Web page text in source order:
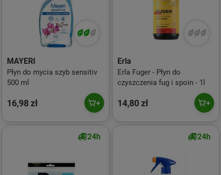
MAYERI
Płyn do mycia szyb sensitiv
500 ml
16,98 zł
Erla
Erla Fuger - Płyn do
czyszczenia fug i spoin - 1l
14,80 zł
24h 24h